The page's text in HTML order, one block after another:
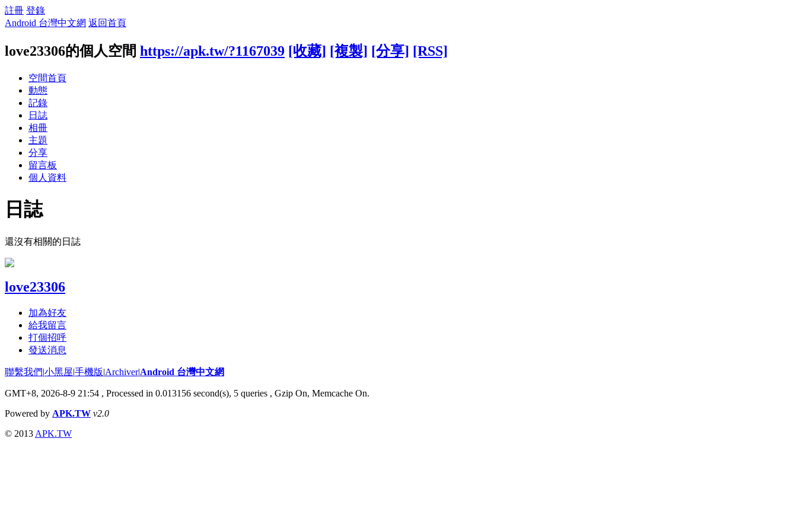
註冊 登錄
Android 台灣中文網 返回首頁
love23306的個人空間 https://apk.tw/?1167039 [收藏] [複製] [分享] [RSS]
空間首頁
動態
記錄
日誌
相冊
主題
分享
留言板
個人資料
日誌
還沒有相關的日誌
love23306
加為好友
給我留言
打個招呼
發送消息
聯繫我們|小黑屋|手機版|Archiver|Android 台灣中文網
GMT+8, 2026-8-9 21:54 , Processed in 0.013156 second(s), 5 queries , Gzip On, Memcache On.
Powered by APK.TW v2.0
© 2013 APK.TW